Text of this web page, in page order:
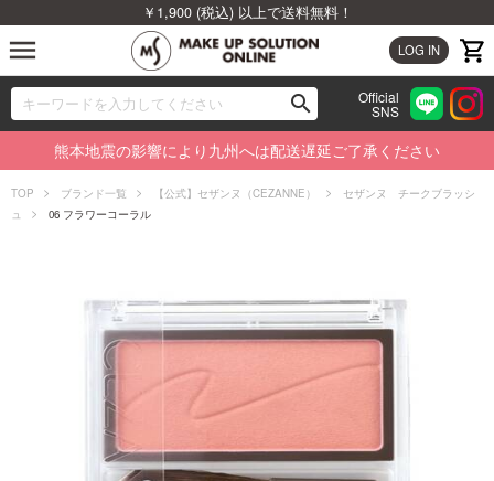
￥1,900 (税込) 以上で送料無料！
LOG IN
menu
search
00
Official
SNS
ブランドから探す
カテゴリから探す
特集から探す
ビューティジャーナルから探す
熊本地震の影響により九州へは配送遅延ご了承ください
TOP ブランド一覧 【公式】セザンヌ（CEZANNE）
セザンヌ チークブラッシ
ュ
06 フラワーコーラル